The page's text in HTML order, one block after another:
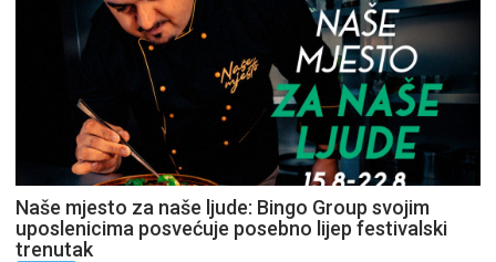
Naše mjesto za naše ljude: Bingo Group svojim
uposlenicima posvećuje posebno lijep festivalski
trenutak